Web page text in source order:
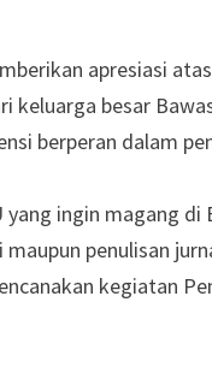
apresiasi
keluarga besar
berperan dalam
ingin magang di
penulisan
kegiatan